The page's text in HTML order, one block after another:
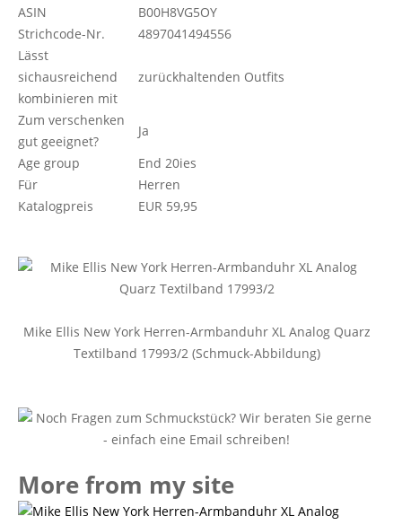
ASIN
B00H8VG5OY
Strichcode-Nr.
4897041494556
Lässt
sichausreichend
kombinieren mit
zurückhaltenden Outfits
Zum verschenken
gut geeignet?
Ja
Age group
End 20ies
Für
Herren
Katalogpreis
EUR 59,95
Mike Ellis New York Herren-Armbanduhr XL Analog Quarz
Textilband 17993/2 (Schmuck-Abbildung)
More from my site